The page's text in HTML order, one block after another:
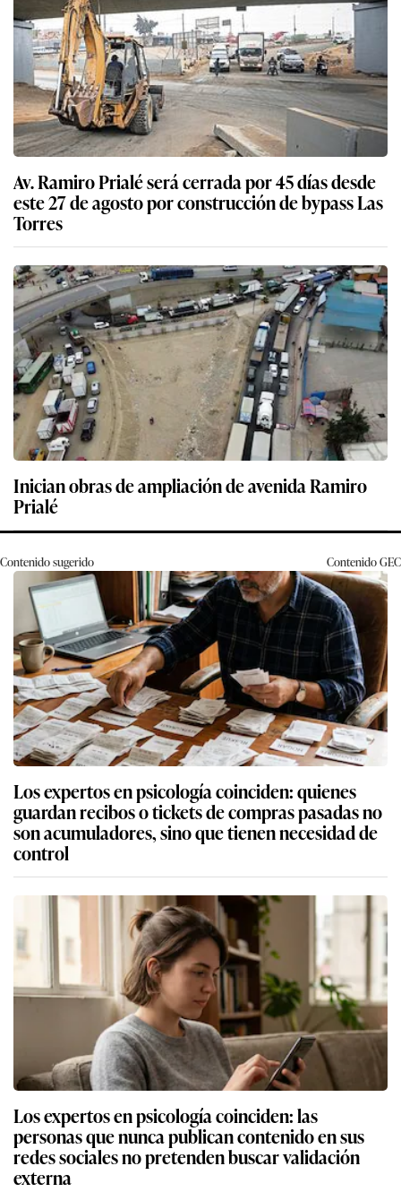
Av. Ramiro Prialé será cerrada por 45 días desde
este 27 de agosto por construcción de bypass Las
Torres
Inician obras de ampliación de avenida Ramiro
Prialé
Contenido sugerido ContenidoGEC
Los expertos en psicología coinciden: quienes
guardan recibos o tickets de compras pasadas no
son acumuladores, sino que tienen necesidad de
control
Los expertos en psicología coinciden: las
personas que nunca publican contenido en sus
redes sociales no pretenden buscar validación
externa